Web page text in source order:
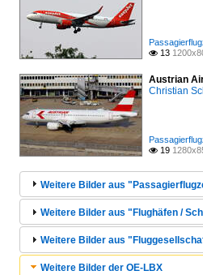
 13
Austrian
Christian
 19
Weitere Bilder aus
Weitere Bilder aus "Flughäfen /
Weitere Bilder aus
Weitere Bilder der OE-LBX